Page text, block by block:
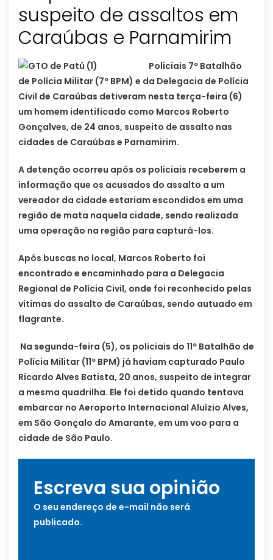
suspeito de assaltos em
Caraúbas e Parnamirim
Policiais 7º Batalhão
de Polícia Militar (7º BPM) e da Delegacia de Polícia
Civil de Caraúbas detiveram nesta terça-feira (6)
um homem identificado como Marcos Roberto
Gonçalves, de 24 anos, suspeito de assalto nas
cidades de Caraúbas e Parnamirim.
A detenção ocorreu após os policiais receberem a
informação que os acusados do assalto a um
vereador da cidade estariam escondidos em uma
região de mata naquela cidade, sendo realizada
uma operação na região para capturá-los.
Após buscas no local, Marcos Roberto foi
encontrado e encaminhado para a Delegacia
Regional de Polícia Civil, onde foi reconhecido pelas
vítimas do assalto de Caraúbas, sendo autuado em
flagrante.
Na segunda-feira (5), os policiais do 11º Batalhão de
Polícia Militar (11º BPM) já haviam capturado Paulo
Ricardo Alves Batista, 20 anos, suspeito de integrar
a mesma quadrilha. Ele foi detido quando tentava
embarcar no Aeroporto Internacional Aluízio Alves,
em São Gonçalo do Amarante, em um voo para a
cidade de São Paulo.
Escreva sua opinião
O seu endereço de e-mail não será
publicado.